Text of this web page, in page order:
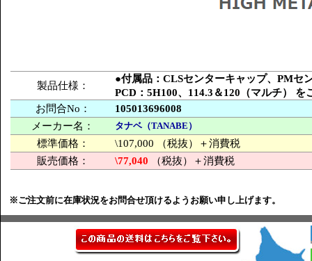
製品仕様：
●付属品：CLSセンターキャップ、PM
PCD：5H100、114.3＆120（マルチ） を
お問合No：
105013696008
メーカー名：
タナベ（TANABE）
標準価格：
\107,000 （税抜）＋消費税
販売価格：
\77,040 （税抜）＋消費税
※ご注文前に在庫状況をお問合せ頂けるようお願い申し上げます。